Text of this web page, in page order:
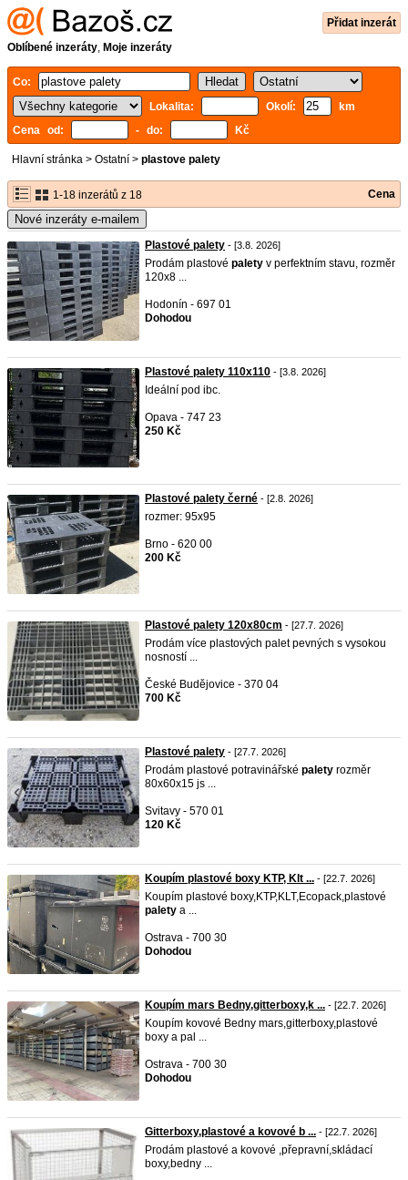
Přidat inzerát
Oblíbené inzeráty, Moje inzeráty
Co:
Lokalita:
Okolí:
km
Cena od:
- do: Kč
Hlavní stránka > Ostatní > plastove palety
1-18 inzerátů z 18 Cena
Nové inzeráty e-mailem
Plastové palety - [3.8. 2026]
Prodám plastové palety v perfektním stavu, rozměr
120x8 ...
Hodonín - 697 01
Dohodou
Plastové palety 110x110 - [3.8. 2026]
Ideální pod ibc.
Opava - 747 23
250 Kč
Plastové palety černé - [2.8. 2026]
rozmer: 95x95
Brno - 620 00
200 Kč
Plastové palety 120x80cm - [27.7. 2026]
Prodám více plastových palet pevných s vysokou
nosností ...
České Budějovice - 370 04
700 Kč
Plastové palety - [27.7. 2026]
Prodám plastové potravinářské palety rozměr
80x60x15 js ...
Svitavy - 570 01
120 Kč
Koupím plastové boxy KTP, Klt ... - [22.7. 2026]
Koupím plastové boxy,KTP,KLT,Ecopack,plastové
palety a ...
Ostrava - 700 30
Dohodou
Koupím mars Bedny,gitterboxy,k ... - [22.7. 2026]
Koupím kovové Bedny mars,gitterboxy,plastové
boxy a pal ...
Ostrava - 700 30
Dohodou
Gitterboxy,plastové a kovové b ... - [22.7. 2026]
Prodám plastové a kovové ,přepravní,skládací
boxy,bedny ...